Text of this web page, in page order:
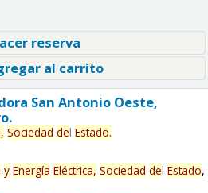
reserva
al carrito
San Antonio Oeste,
Sociedad del Estado.
y Energía Eléctrica, Sociedad del Estado,